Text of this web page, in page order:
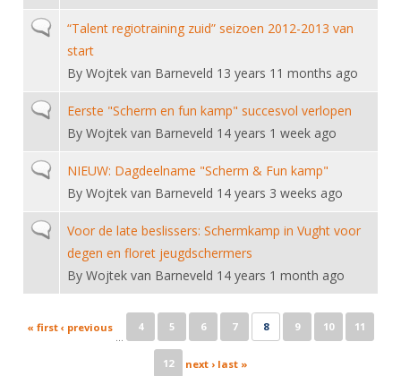
Normal topic“Talent regiotraining zuid” seizoen 2012-2013 van
start
By Wojtek van Barneveld 13 years 11 months ago
Normal topicEerste "Scherm en fun kamp" succesvol verlopen
By Wojtek van Barneveld 14 years 1 week ago
Normal topicNIEUW: Dagdeelname "Scherm & Fun kamp"
By Wojtek van Barneveld 14 years 3 weeks ago
Normal topicVoor de late beslissers: Schermkamp in Vught voor
degen en floret jeugdschermers
By Wojtek van Barneveld 14 years 1 month ago
Pages
« first ‹ previous
…
4 5 6 7 8 9 10 11
12 next › last »